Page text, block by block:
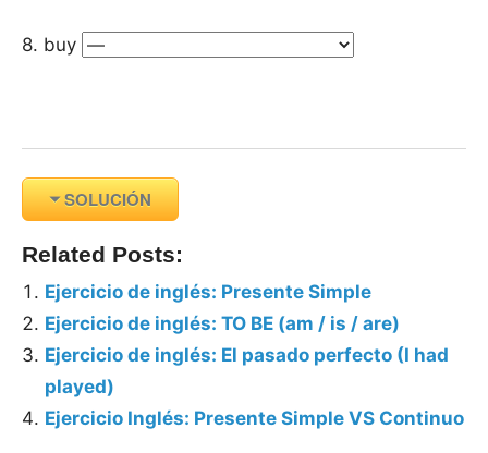
8. buy
SOLUCIÓN
Related Posts:
Ejercicio de inglés: Presente Simple
Ejercicio de inglés: TO BE (am / is / are)
Ejercicio de inglés: El pasado perfecto (I had
played)
Ejercicio Inglés: Presente Simple VS Continuo